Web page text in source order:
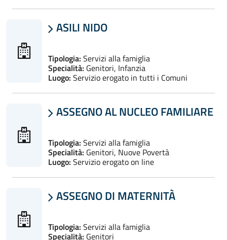
 ASILI NIDO
Tipologia: Servizi alla famiglia
Specialità: Genitori, Infanzia
Luogo: Servizio erogato in tutti i Comuni
 ASSEGNO AL NUCLEO FAMILIARE
Tipologia: Servizi alla famiglia
Specialità: Genitori, Nuove Povertà
Luogo: Servizio erogato on line
 ASSEGNO DI MATERNITÀ
Tipologia: Servizi alla famiglia
Specialità: Genitori